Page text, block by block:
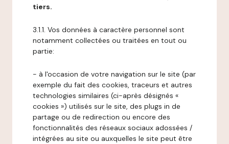
tiers.
3.1.1. Vos données à caractère personnel sont
notamment collectées ou traitées en tout ou
partie:
- à l'occasion de votre navigation sur le site (par
exemple du fait des cookies, traceurs et autres
technologies similaires (ci-après désignés «
cookies ») utilisés sur le site, des plugs in de
partage ou de redirection ou encore des
fonctionnalités des réseaux sociaux adossées /
intégrées au site ou auxquelles le site peut être